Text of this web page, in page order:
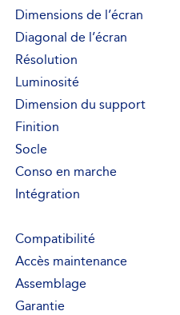
Dimensions de l’écran
Diagonal de l’écran
Résolution
Luminosité
Dimension du support
Finition
Socle
Conso en marche
Intégration
Compatibilité
Accès maintenance
Assemblage
Garantie